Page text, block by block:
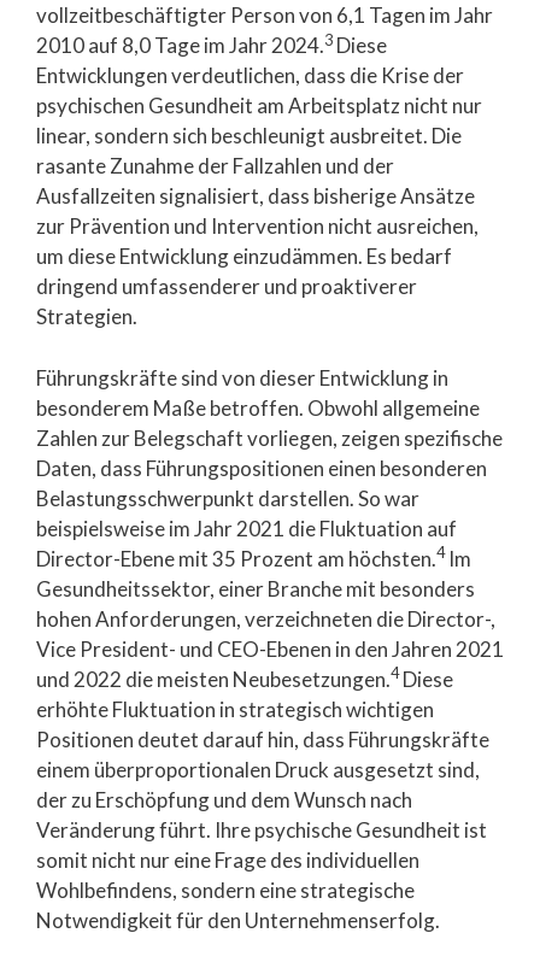
vollzeitbeschäftigter Person von 6,1 Tagen im Jahr
2010 auf 8,0 Tage im Jahr 2024.3 Diese
Entwicklungen verdeutlichen, dass die Krise der
psychischen Gesundheit am Arbeitsplatz nicht nur
linear, sondern sich beschleunigt ausbreitet. Die
rasante Zunahme der Fallzahlen und der
Ausfallzeiten signalisiert, dass bisherige Ansätze
zur Prävention und Intervention nicht ausreichen,
um diese Entwicklung einzudämmen. Es bedarf
dringend umfassenderer und proaktiverer
Strategien.
Führungskräfte sind von dieser Entwicklung in
besonderem Maße betroffen. Obwohl allgemeine
Zahlen zur Belegschaft vorliegen, zeigen spezifische
Daten, dass Führungspositionen einen besonderen
Belastungsschwerpunkt darstellen. So war
beispielsweise im Jahr 2021 die Fluktuation auf
Director-Ebene mit 35 Prozent am höchsten.4Im
Gesundheitssektor, einer Branche mit besonders
hohen Anforderungen, verzeichneten die Director-,
Vice President- und CEO-Ebenen in den Jahren 2021
und 2022 die meisten Neubesetzungen.4Diese
erhöhte Fluktuation in strategisch wichtigen
Positionen deutet darauf hin, dass Führungskräfte
einem überproportionalen Druck ausgesetzt sind,
der zu Erschöpfung und dem Wunsch nach
Veränderung führt. Ihre psychische Gesundheit ist
somit nicht nur eine Frage des individuellen
Wohlbefindens, sondern eine strategische
Notwendigkeit für den Unternehmenserfolg.